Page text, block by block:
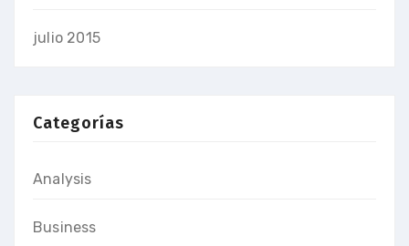
julio 2015
Categorías
Analysis
Business